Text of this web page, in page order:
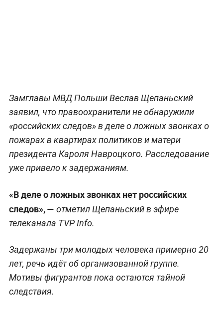
Замглавы МВД Польши Веслав Щепаньский
заявил, что правоохранители не обнаружили
«российских следов» в деле о ложных звонках о
пожарах в квартирах политиков и матери
президента Кароля Навроцкого. Расследование
уже привело к задержаниям.
«В деле о ложных звонках нет российских
следов», — отметил Щепаньский в эфире
телеканала TVP Info.
Задержаны три молодых человека примерно 20
лет, речь идёт об организованной группе.
Мотивы фигурантов пока остаются тайной
следствия.